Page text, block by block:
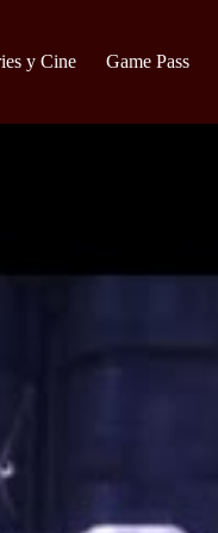
y Cine Game Pass